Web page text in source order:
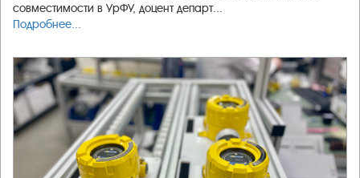
совместимости в УрФУ, доцент департ...
Подробнее...